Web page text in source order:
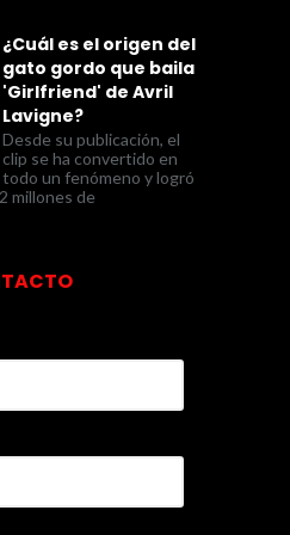
¿Cuál es el origen del
gato gordo que baila
'Girlfriend' de Avril
Lavigne?
Desde su publicación, el
clip se ha convertido en
todo un fenómeno y logró
millones de